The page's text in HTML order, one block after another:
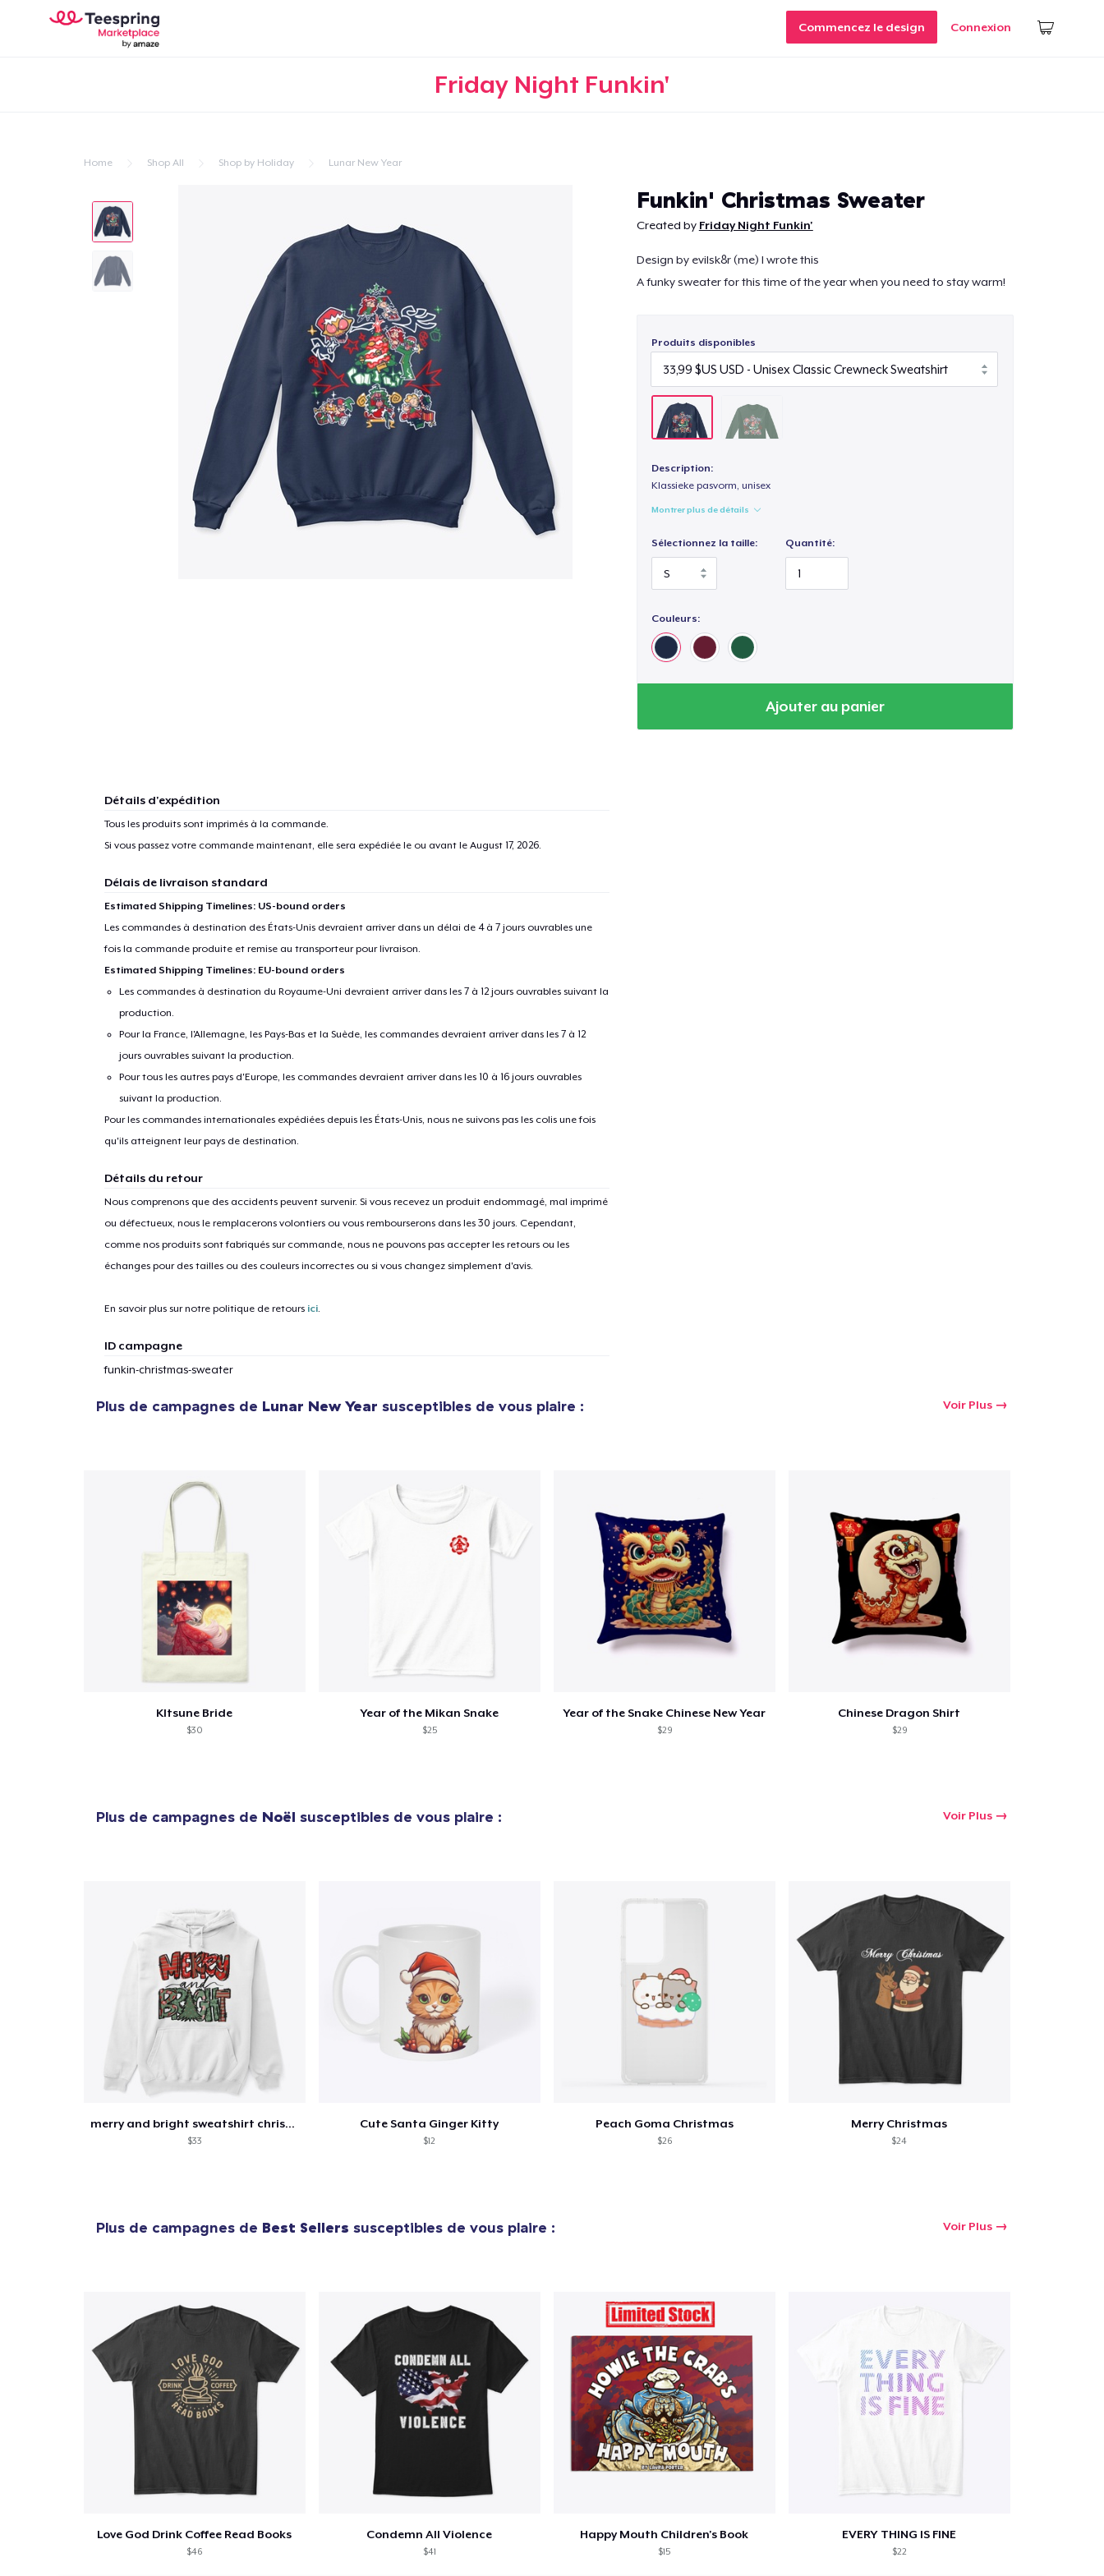
Commencez le design Connexion
Friday Night Funkin'
Home Shop All Shop by Holiday Lunar New Year
Funkin' Christmas Sweater
Created by Friday Night Funkin'
Design by evilsk8r (me) I wrote this
A funky sweater for this time of the year when you need to stay warm!
Produits disponibles
Description:
Klassieke pasvorm, unisex
Montrer plus de détails
Sélectionnez la taille: Quantité:
Couleurs:
Ajouter au panier
Détails d'expédition
Tous les produits sont imprimés à la commande.
Si vous passez votre commande maintenant, elle sera expédiée le ou avant le August 17, 2026.
Délais de livraison standard
Estimated Shipping Timelines: US-bound orders
Les commandes à destination des États-Unis devraient arriver dans un délai de 4 à 7 jours ouvrables une
fois la commande produite et remise au transporteur pour livraison.
Estimated Shipping Timelines: EU-bound orders
Les commandes à destination du Royaume-Uni devraient arriver dans les 7 à 12 jours ouvrables suivant la
production.
Pour la France, l'Allemagne, les Pays-Bas et la Suède, les commandes devraient arriver dans les 7 à 12
jours ouvrables suivant la production.
Pour tous les autres pays d'Europe, les commandes devraient arriver dans les 10 à 16 jours ouvrables
suivant la production.
Pour les commandes internationales expédiées depuis les États-Unis, nous ne suivons pas les colis une fois
qu'ils atteignent leur pays de destination.
Détails du retour
Nous comprenons que des accidents peuvent survenir. Si vous recevez un produit endommagé, mal imprimé
ou défectueux, nous le remplacerons volontiers ou vous rembourserons dans les 30 jours. Cependant,
comme nos produits sont fabriqués sur commande, nous ne pouvons pas accepter les retours ou les
échanges pour des tailles ou des couleurs incorrectes ou si vous changez simplement d'avis.
En savoir plus sur notre politique de retours ici.
ID campagne
funkin-christmas-sweater
Plus de campagnes de Lunar New Year susceptibles de vous plaire : Voir Plus
KItsune Bride
$30
Year of the Mikan Snake
$25
Year of the Snake Chinese New Year
$29
Chinese Dragon Shirt
$29
Plus de campagnes de Noël susceptibles de vous plaire : Voir Plus
merry and bright sweatshirt christmas
$33
Cute Santa Ginger Kitty
$12
Peach Goma Christmas
$26
Merry Christmas
$24
Plus de campagnes de Best Sellers susceptibles de vous plaire : Voir Plus
Love God Drink Coffee Read Books
$46
Condemn All Violence
$41
Happy Mouth Children's Book
$15
EVERY THING IS FINE
$22
Procéder à la
Vérification
Continuer Mes Achats
Classic Long Sleeve Tee
25,99 $US